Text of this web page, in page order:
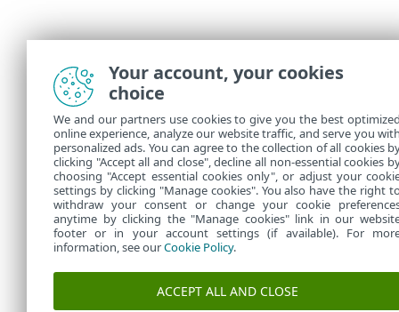
Your account, your cookies
choice
We and our partners use cookies to give you the best
online experience, analyze our website traffic, and serve you
personalized ads. You can agree to the collection of all cookies
clicking "Accept all and close", decline all non-essential cookies
choosing "Accept essential cookies only", or adjust your
settings by clicking "Manage cookies". You also have the right
withdraw your consent or change your cookie
anytime by clicking the "Manage cookies" link in our
footer or in your account settings (if available). For
information, see ourCookie Policy.
ACCEPT ALL AND CLOSE